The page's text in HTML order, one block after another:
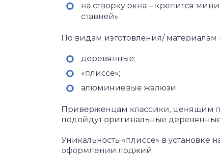
на створку окна – крепится
ставней».
По видам изготовления/
деревянные;
«плиссе»;
алюминиевые жалюзи.
Приверженцам классики, ценящим
подойдут оригинальные
Уникальность «плиссе» в
оформлении лоджий.